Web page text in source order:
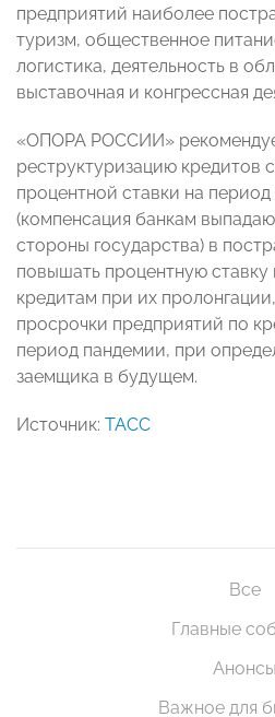
предприятий наиболее
туризм, общественное
логистика, деятельность в
выставочная и конгрессная
«ОПОРА РОССИИ»
реструктуризацию кредитов
процентной ставки на
(компенсация банкам
стороны государства) в
повышать процентную
кредитам при их
просрочки предприятий по
период пандемии, при
заемщика в будущем.
Источник: ТАСС
Все
Главные
Анонсы
Важное для